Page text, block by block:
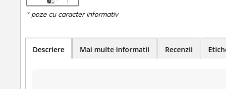
Descriere Mai multe informatii Recenzii